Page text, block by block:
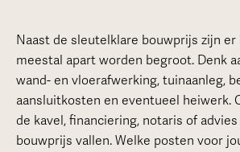
Naast de sleutelklare bouwprijs zijn er
meestal apart worden begroot. Denk
wand- en vloerafwerking, tuinaanleg,
aansluitkosten en eventueel heiwerk.
de kavel, financiering, notaris of
bouwprijs vallen. Welke posten voor